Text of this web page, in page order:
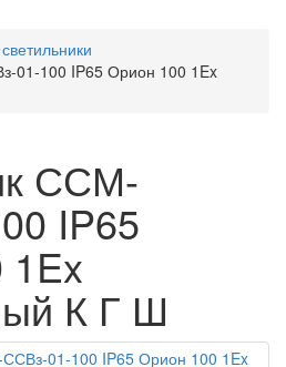
01-100 IP65 Орион 100 1Ex
ССМ-
IP65
К Г Ш